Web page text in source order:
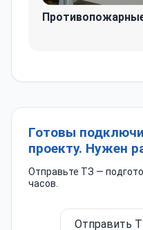
Готовы
проекту. Нужен
Отправьте ТЗ —
часов.
Отправить